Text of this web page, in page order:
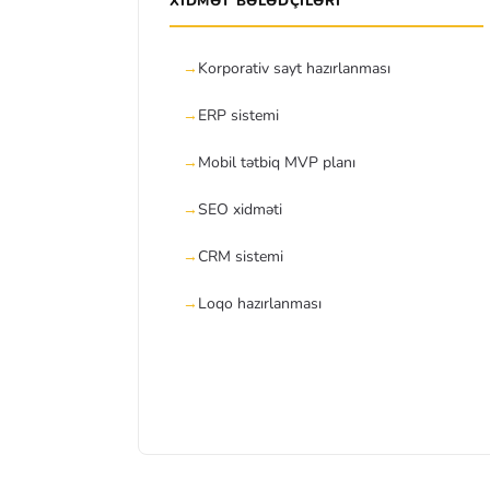
Korporativ sayt hazırlanması
ERP sistemi
Mobil tətbiq MVP planı
SEO xidməti
CRM sistemi
Loqo hazırlanması